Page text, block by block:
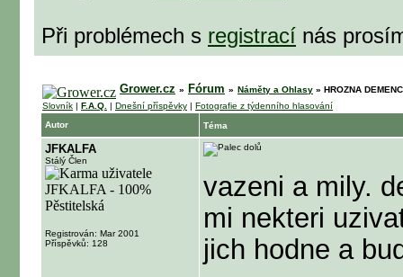
Při problémech s registrací nás
Grower.cz » Fórum » Náměty a Ohlasy » HROZNA
Slovník | F.A.Q. | Dnešní příspěvky | Fotografie z týdenního hlasování
Autor
Téma
JFKALFA
Stálý Člen
Registrován: Mar 2001
Příspěvků: 128
vazeni a mily.
mi nekteri
jich hodne a